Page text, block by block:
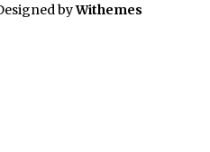
byWithemes